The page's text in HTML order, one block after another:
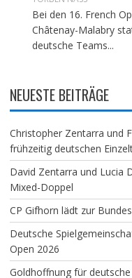
Bei den 16. French
Châtenay-Malabry
deutsche Teams...
NEUESTE BEITRÄGE
Christopher Zentarra und
frühzeitig deutschen
David Zentarra und Lucia
Mixed-Doppel
CP Gifhorn lädt zur
Deutsche
Open 2026
Goldhoffnung für